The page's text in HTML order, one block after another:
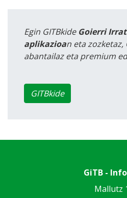
Egin GITBkide Goierri
aplikazioan eta
abantailaz eta premium
GITBkide
GiTB -
Mallutz